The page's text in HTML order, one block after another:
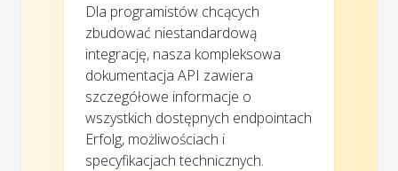
Dla programistów chcących
zbudować niestandardową
integrację, nasza kompleksowa
dokumentacja API zawiera
szczegółowe informacje o
wszystkich dostępnych endpointach
Erfolg, możliwościach i
specyfikacjach technicznych.